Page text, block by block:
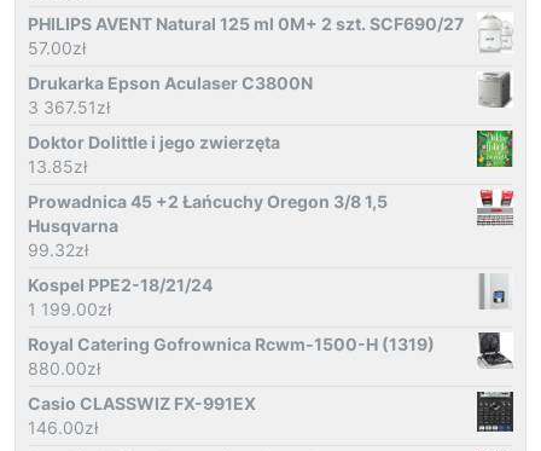
PHILIPS AVENT Natural 125 ml 0M+ 2 szt. SCF690/27
57.00zł
Drukarka Epson Aculaser C3800N
3 367.51zł
Doktor Dolittle i jego zwierzęta
13.85zł
Prowadnica 45 +2 Łańcuchy Oregon 3/8 1,5
Husqvarna
99.32zł
Kospel PPE2-18/21/24
1 199.00zł
Royal Catering Gofrownica Rcwm-1500-H (1319)
880.00zł
Casio CLASSWIZ FX-991EX
146.00zł